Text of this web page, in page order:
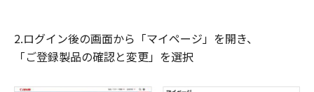
2.ログイン後の画面から「マイページ」を開き、
「ご登録製品の確認と変更」を選択